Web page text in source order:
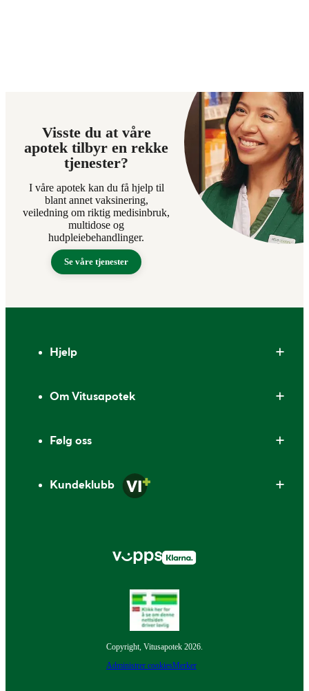
Visste du at våre
apotek tilbyr en rekke
tjenester?
I våre apotek kan du få hjelp til
blant annet vaksinering,
veiledning om riktig medisinbruk,
multidose og
hudpleiebehandlinger.
Se våre tjenester
Hjelp
Om Vitusapotek
Følg oss
Kundeklubb
Copyright, Vitusapotek 2026.
Administrer cookiesMerker